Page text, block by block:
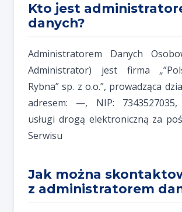
Kto jest
danych?
Administratorem Danych
Administrator) jest firma
Rybna” sp. z o.o.”, prowadząca
adresem: —, NIP: 7343527035,
usługi drogą elektroniczną za
Serwisu
Jak można
z administratorem